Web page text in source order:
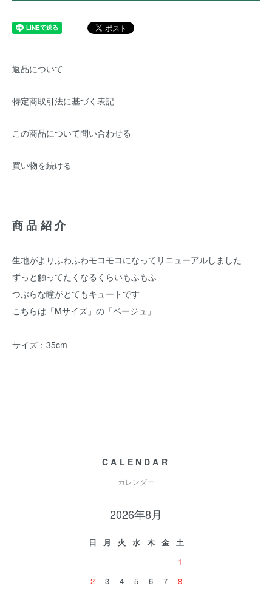
返品について
特定商取引法に基づく表記
この商品について問い合わせる
買い物を続ける
商品紹介
生地がよりふわふわモコモコになってリニューアルしました
ずっと触ってたくなるくらいもふもふ
つぶらな瞳がとてもキュートです
こちらは「Mサイズ」の「ベージュ」
サイズ：35cm
CALENDAR
カレンダー
2026年8月
日 月 火 水 木 金
土
1
2
3 4 5 6 7
8